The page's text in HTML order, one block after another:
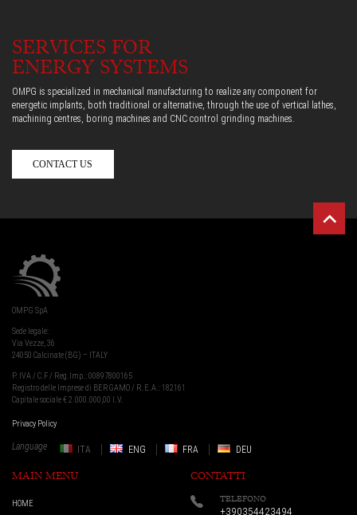
SERVICES FOR
ENERGY SYSTEMS
OMPG is specialized in mechanical manufacturing to realize any component for
energetic implants, both traditional or alternative, through the use of vertical lathes,
machining centres, boring machines and CNC control grinding machines.
CONTACT US
OMPG SpA
Sede legale:
Via Vezze, 36
24050 Calcinate (BG) – ITALY
P. IVA / C.F / Reg.Imp.: 00897800165
Registro delle Imprese di BERGAMO / R.E.A.: 182161
Capitale sociale € 2.000.000,00 I.V.
Privacy Policy
Language ITA ENG FRA DEU
MAIN MENU
HOME
CONTATTI
TELEFONO
+390354423494